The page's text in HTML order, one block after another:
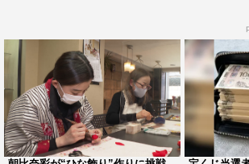
たばしボローニャ絵本館」などの情報も
番組情報
『週末ハッピーライフ！お江戸に恋して
TOKYO MX 地上波9ch